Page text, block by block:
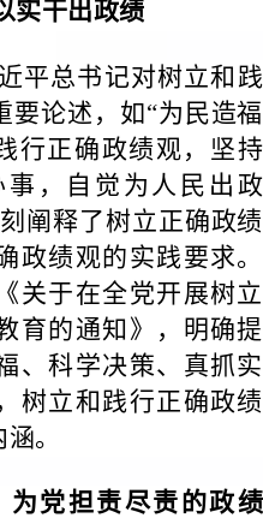
实干出政绩
平总书记对树立和践
要论述，如“为民造福
行正确政绩观，坚持
，自觉为人民出政
阐释了树立正确政绩
政绩观的实践要求。
关于在全党开展树立
育的通知》，明确提
、科学决策、真抓实
树立和践行正确政绩
。
党担责尽责的政绩